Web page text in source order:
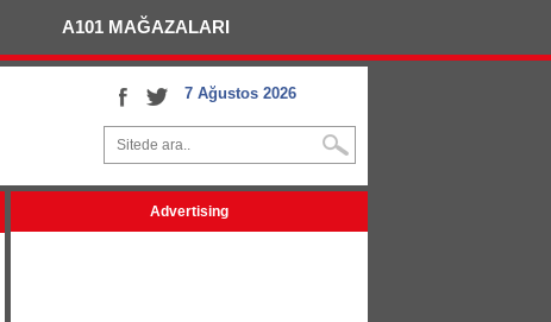
A101 MAĞAZALARI
7 Ağustos 2026
Advertising